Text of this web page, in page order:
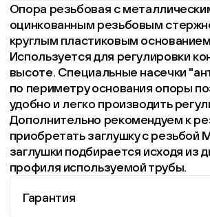
Опора резьбовая с
оцинкованным резьбовым
круглым пластиковым
Используется для регулировки
высоте. Специальные насечки
по периметру основания опоры
удобно и легко производить
Дополнительно рекомендуем к
приобретать заглушку с резьбой
заглушки подбирается исходя из
профиля используемой трубы.
Гарантия